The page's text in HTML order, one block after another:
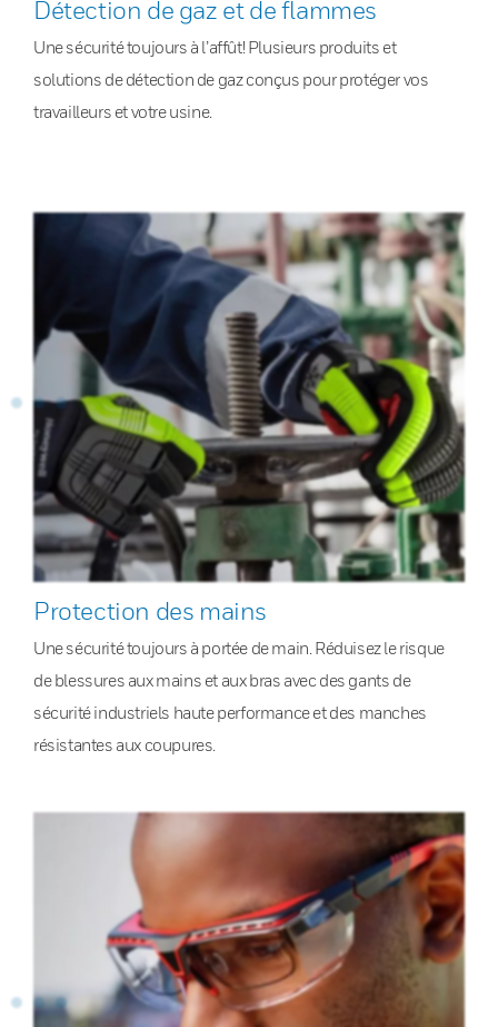
Détection de gaz et de flammes
Une sécurité toujours à l’affût! Plusieurs produits et
solutions de détection de gaz conçus pour protéger vos
travailleurs et votre usine.
Protection des mains
Une sécurité toujours à portée de main. Réduisez le risque
de blessures aux mains et aux bras avec des gants de
sécurité industriels haute performance et des manches
résistantes aux coupures.